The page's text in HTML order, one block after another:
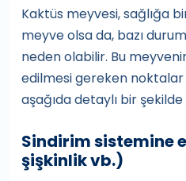
Kaktüs meyvesi, sağlığa
meyve olsa da, bazı
neden olabilir. Bu
edilmesi gereken noktalar
aşağıda detaylı bir şekilde
Sindirim sistemine
şişkinlik vb.)